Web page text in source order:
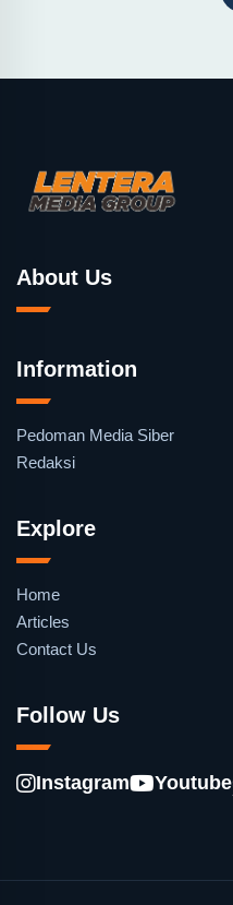
About Us
Information
Pedoman Media Siber
Redaksi
Explore
Home
Articles
Contact Us
Follow Us
Instagram Youtube